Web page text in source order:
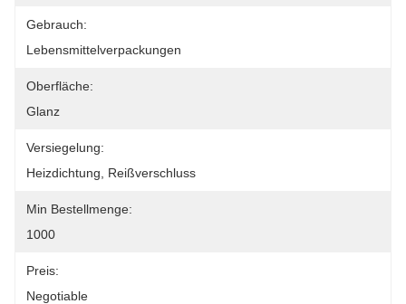
Gebrauch:
Lebensmittelverpackungen
Oberfläche:
Glanz
Versiegelung:
Heizdichtung, Reißverschluss
Min Bestellmenge:
1000
Preis:
Negotiable